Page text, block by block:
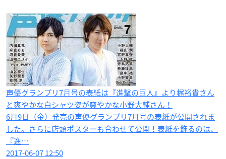
声優グランプリ7月号の表紙は『進撃の巨人』より梶裕貴さん
と爽やかな白シャツ姿が爽やかな小野大輔さん！
6月9日（金）発売の声優グランプリ7月号の表紙が公開されま
した。さらに店頭ポスターも合わせて公開！表紙を飾るのは、
『進…
2017-06-07 12:50